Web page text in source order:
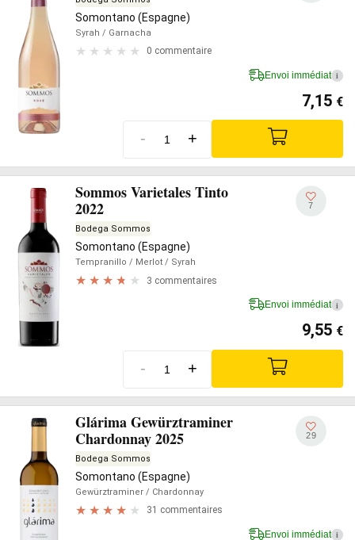
Somontano (Espagne)
Syrah / Garnacha
0 commentaire
Envoi immédiat i
7,15 €
- +
Sommos Varietales Tinto
2022
Bodega Sommos
Somontano (Espagne)
Tempranillo / Merlot / Syrah
3 commentaires
7
Envoi immédiat i
9,55 €
- +
Glárima Gewürztraminer
Chardonnay 2025
Bodega Sommos
Somontano (Espagne)
Gewürztraminer / Chardonnay
31 commentaires
29
Envoi immédiat i